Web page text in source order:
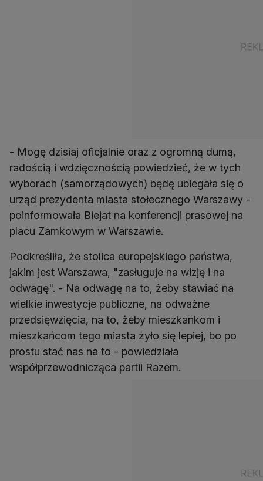
- Mogę dzisiaj oficjalnie oraz z ogromną dumą,
radością i wdzięcznością powiedzieć, że w tych
wyborach (samorządowych) będę ubiegała się o
urząd prezydenta miasta stołecznego Warszawy -
poinformowała Biejat na konferencji prasowej na
placu Zamkowym w Warszawie.
Podkreśliła, że stolica europejskiego państwa,
jakim jest Warszawa, "zasługuje na wizję i na
odwagę". - Na odwagę na to, żeby stawiać na
wielkie inwestycje publiczne, na odważne
przedsięwzięcia, na to, żeby mieszkankom i
mieszkańcom tego miasta żyło się lepiej, bo po
prostu stać nas na to - powiedziała
współprzewodnicząca partii Razem.